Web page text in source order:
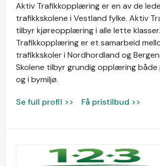
Aktiv Trafikkopplæring er en av de
trafikkskolene i Vestland fylke. Aktiv
tilbyr kjøreopplæring i alle lette
Trafikkopplæring er et samarbeid
trafikkskoler i Nordhordland og
Skolene tilbyr grundig opplæring både
og i bymiljø.
Se full profil >> Få pristilbud >>